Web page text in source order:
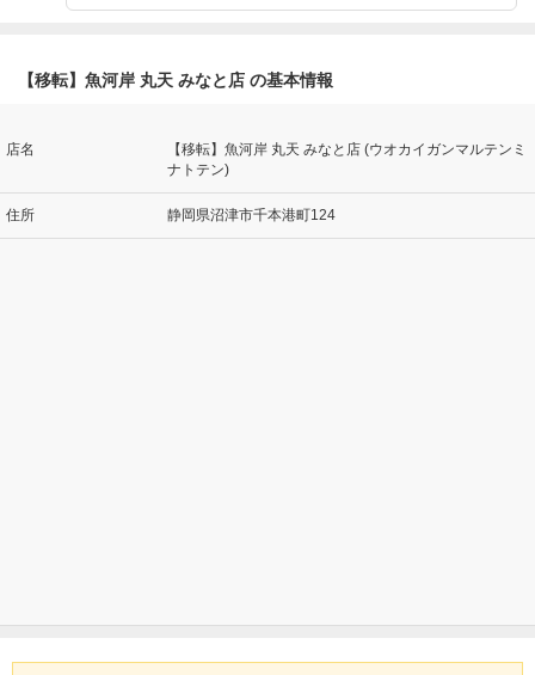
【移転】魚河岸 丸天 みなと店 の基本情報
店名
【移転】魚河岸 丸天 みなと店 (ウオカイガンマルテンミ
ナトテン)
住所 静岡県沼津市千本港町124